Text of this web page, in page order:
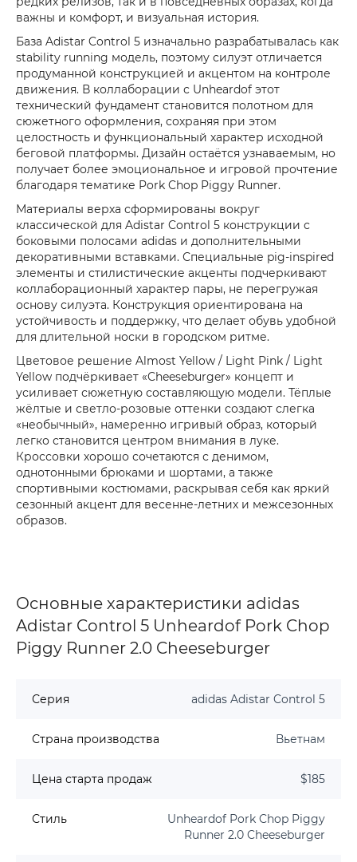
важны и комфорт, и визуальная история.
База Adistar Control 5 изначально разрабатывалась как
stability running модель, поэтому силуэт отличается
продуманной конструкцией и акцентом на контроле
движения. В коллаборации с Unheardof этот
технический фундамент становится полотном для
сюжетного оформления, сохраняя при этом
целостность и функциональный характер исходной
беговой платформы. Дизайн остаётся узнаваемым, но
получает более эмоциональное и игровой прочтение
благодаря тематике Pork Chop Piggy Runner.
Материалы верха сформированы вокруг
классической для Adistar Control 5 конструкции с
боковыми полосами adidas и дополнительными
декоративными вставками. Специальные pig-inspired
элементы и стилистические акценты подчеркивают
коллаборационный характер пары, не перегружая
основу силуэта. Конструкция ориентирована на
устойчивость и поддержку, что делает обувь удобной
для длительной носки в городском ритме.
Цветовое решение Almost Yellow / Light Pink / Light
Yellow подчёркивает «Cheeseburger» концепт и
усиливает сюжетную составляющую модели. Тёплые
жёлтые и светло-розовые оттенки создают слегка
«необычный», намеренно игривый образ, который
легко становится центром внимания в луке.
Кроссовки хорошо сочетаются с денимом,
однотонными брюками и шортами, а также
спортивными костюмами, раскрывая себя как яркий
сезонный акцент для весенне-летних и межсезонных
образов.
Основные характеристики adidas
Adistar Control 5 Unheardof Pork Chop
Piggy Runner 2.0 Cheeseburger
Серия adidas Adistar Control 5
Страна производства Вьетнам
Цена старта продаж $185
Стиль
Unheardof Pork Chop Piggy
Runner 2.0 Cheeseburger